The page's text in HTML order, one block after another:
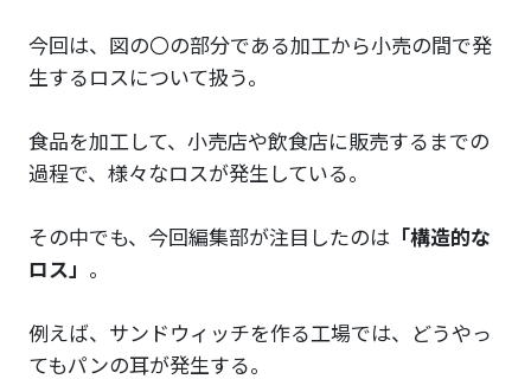
今回は、図の〇の部分である加工から小売の間で発
生するロスについて扱う。
食品を加工して、小売店や飲食店に販売するまでの
過程で、様々なロスが発生している。
その中でも、今回編集部が注目したのは 「構造的な
ロス」 。
例えば、サンドウィッチを作る工場では、どうやっ
てもパンの耳が発生する。